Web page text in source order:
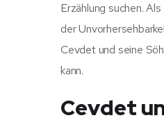
Erzählung suchen.
der
Cevdet und seine
kann.
Cevdet